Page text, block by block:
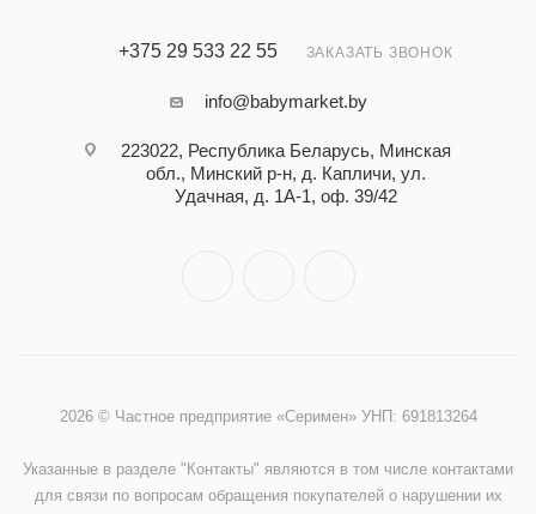
+375 29 533 22 55 ЗАКАЗАТЬ ЗВОНОК
info@babymarket.by
223022, Республика Беларусь, Минская
обл., Минский р-н, д. Капличи, ул.
Удачная, д. 1А-1, оф. 39/42
2026 © Частное предприятие «Серимен» УНП: 691813264
Указанные в разделе "Контакты" являются в том числе контактами
для связи по вопросам обращения покупателей о нарушении их